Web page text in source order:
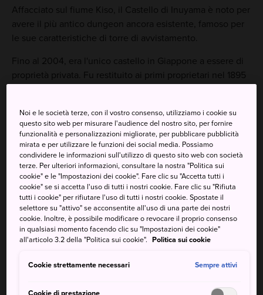
Affacciato sul fiume Kiso, il Castello di Inuyama è noto per
avere il più antico dungeon ancora esistente, famoso per
le sue caratteristiche di torre di avvistamento.
Fino al 2004, era l'unico castello in Giappone a essere di
proprietà privata. Fu restituito ai primi proprietari nel 1895
mantenessero.
Da non perdere
Il paesaggio della zona in autunno e in
primavera
Esplorare la fortezza originale e ammirare le
Noi e le società terze, con il vostro consenso, utilizziamo i cookie su
questo sito web per misurare l'audience del nostro sito, per fornire
funzionalità e personalizzazioni migliorate, per pubblicare pubblicità
mirata e per utilizzare le funzioni dei social media. Possiamo
condividere le informazioni sull'utilizzo di questo sito web con società
terze. Per ulteriori informazioni, consultare la nostra "Politica sui
cookie" e le "Impostazioni dei cookie". Fare clic su "Accetta tutti i
cookie" se si accetta l'uso di tutti i nostri cookie. Fare clic su "Rifiuta
tutti i cookie" per rifiutare l'uso di tutti i nostri cookie. Spostate il
selettore su "attivo" se acconsentite all'uso di una parte dei nostri
cookie. Inoltre, è possibile modificare o revocare il proprio consenso
in qualsiasi momento facendo clic su "Impostazioni dei cookie"
all'articolo 3.2 della "Politica sui cookie". Politica sui cookie
Cookie strettamente necessari Sempre attivi
Cookie di prestazione